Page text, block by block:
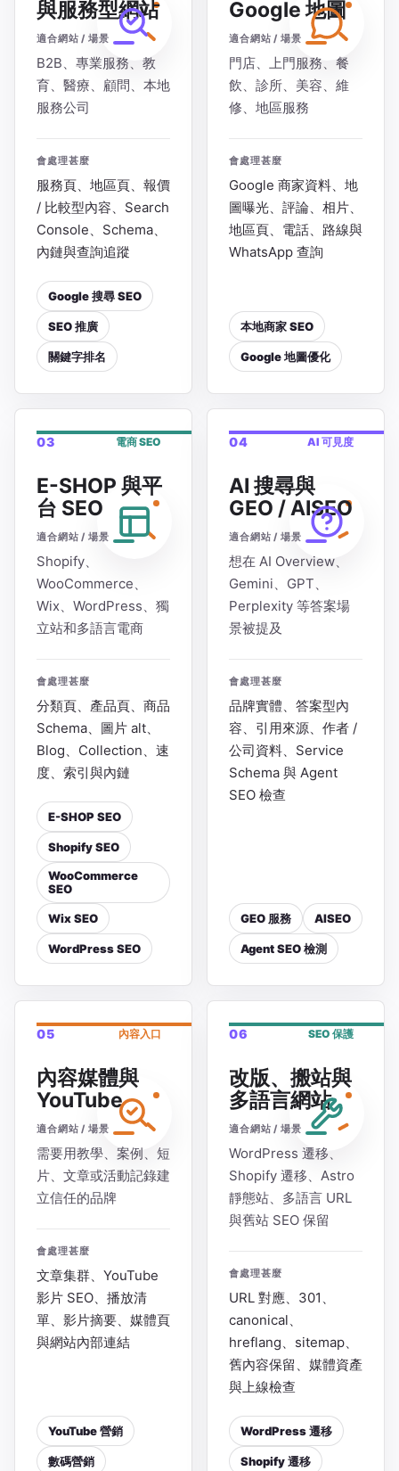
與服務型網站
適合網站 / 場景
B2B、專業服務、教
育、醫療、顧問、本地
服務公司
會處理甚麼
服務頁、地區頁、報價
/ 比較型內容、Search
Console、Schema、
內鏈與查詢追蹤
Google 搜尋 SEO
SEO 推廣
關鍵字排名
Google 地圖
適合網站 / 場景
門店、上門服務、餐
飲、診所、美容、維
修、地區服務
會處理甚麼
Google 商家資料、地
圖曝光、評論、相片、
地區頁、電話、路線與
WhatsApp 查詢
本地商家 SEO
Google 地圖優化
03 電商 SEO
E-SHOP 與平
台 SEO
適合網站 / 場景
Shopify、
WooCommerce、
Wix、WordPress、獨
立站和多語言電商
會處理甚麼
分類頁、產品頁、商品
Schema、圖片 alt、
Blog、Collection、速
度、索引與內鏈
E-SHOP SEO
Shopify SEO
WooCommerce
SEO
Wix SEO
WordPress SEO
04 AI 可見度
AI 搜尋與
GEO / AISEO
適合網站 / 場景
想在 AI Overview、
Gemini、GPT、
Perplexity 等答案場
景被提及
會處理甚麼
品牌實體、答案型內
容、引用來源、作者 /
公司資料、Service
Schema 與 Agent
SEO 檢查
GEO 服務 AISEO
Agent SEO 檢測
05 內容入口
內容媒體與
YouTube
適合網站 / 場景
需要用教學、案例、短
片、文章或活動記錄建
立信任的品牌
會處理甚麼
文章集群、YouTube
影片 SEO、播放清
單、影片摘要、媒體頁
與網站內部連結
YouTube 營銷
數碼營銷
06 SEO 保護
改版、搬站與
多語言網站
適合網站 / 場景
WordPress 遷移、
Shopify 遷移、Astro
靜態站、多語言 URL
與舊站 SEO 保留
會處理甚麼
URL 對應、301、
canonical、
hreflang、sitemap、
舊內容保留、媒體資產
與上線檢查
WordPress 遷移
Shopify 遷移